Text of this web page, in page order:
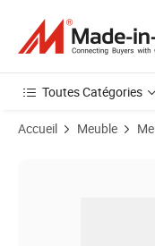
Toutes Catégories
Accueil Meuble
Images du produit de